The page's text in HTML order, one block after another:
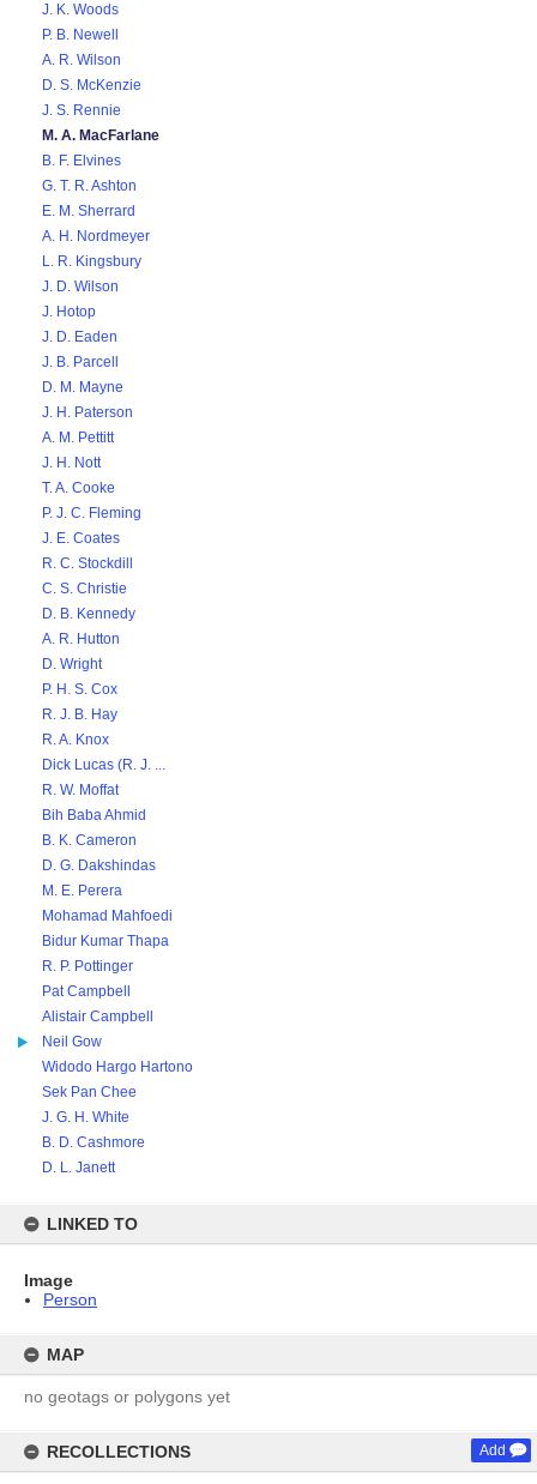
J. K. Woods
P. B. Newell
A. R. Wilson
D. S. McKenzie
J. S. Rennie
M. A. MacFarlane
B. F. Elvines
G. T. R. Ashton
E. M. Sherrard
A. H. Nordmeyer
L. R. Kingsbury
J. D. Wilson
J. Hotop
J. D. Eaden
J. B. Parcell
D. M. Mayne
J. H. Paterson
A. M. Pettitt
J. H. Nott
T. A. Cooke
P. J. C. Fleming
J. E. Coates
R. C. Stockdill
C. S. Christie
D. B. Kennedy
A. R. Hutton
D. Wright
P. H. S. Cox
R. J. B. Hay
R. A. Knox
Dick Lucas (R. J. ...
R. W. Moffat
Bih Baba Ahmid
B. K. Cameron
D. G. Dakshindas
M. E. Perera
Mohamad Mahfoedi
Bidur Kumar Thapa
R. P. Pottinger
Pat Campbell
Alistair Campbell
Neil Gow
Widodo Hargo Hartono
Sek Pan Chee
J. G. H. White
B. D. Cashmore
D. L. Janett
LINKED TO
Image
Person
MAP
no geotags or polygons yet
RECOLLECTIONS Add